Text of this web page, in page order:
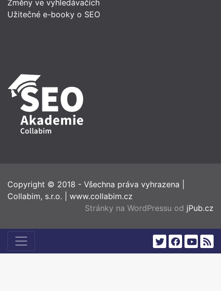
Změny ve vyhledávačích
Užitečné e-booky o SEO
Copyright © 2018 - Všechna práva vyhrazena
Collabim, s.r.o.
www.collabim.cz
Stránky na WordPressu od jPub.cz
twitterfacebook
youtube
rss